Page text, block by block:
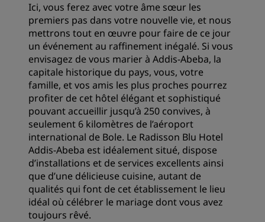
Ici, vous ferez avec votre âme sœur les
premiers pas dans votre nouvelle vie, et nous
mettrons tout en œuvre pour faire de ce jour
un événement au raffinement inégalé. Si vous
envisagez de vous marier à Addis-Abeba, la
capitale historique du pays, vous, votre
famille, et vos amis les plus proches pourrez
profiter de cet hôtel élégant et sophistiqué
pouvant accueillir jusqu’à 250 convives, à
seulement 6 kilomètres de l’aéroport
international de Bole. Le Radisson Blu Hotel
Addis-Abeba est idéalement situé, dispose
d’installations et de services excellents ainsi
que d’une délicieuse cuisine, autant de
qualités qui font de cet établissement le lieu
idéal où célébrer le mariage dont vous avez
toujours rêvé.